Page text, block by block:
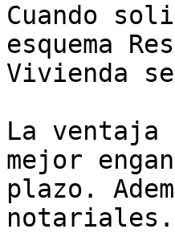
Cuando
esquema
Vivienda
La ventaja
mejor
plazo.
notariales.